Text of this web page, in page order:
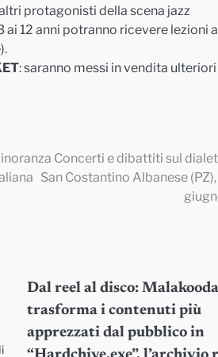
protagonisti della scena jazz
12 anni potranno ricevere lezioni
: saranno messi in vendita
Concerti e dibattiti sul
San Costantino Albanese (PZ),
Dal reel al disco: Malakooda
trasforma i contenuti più
apprezzati dal pubblico in